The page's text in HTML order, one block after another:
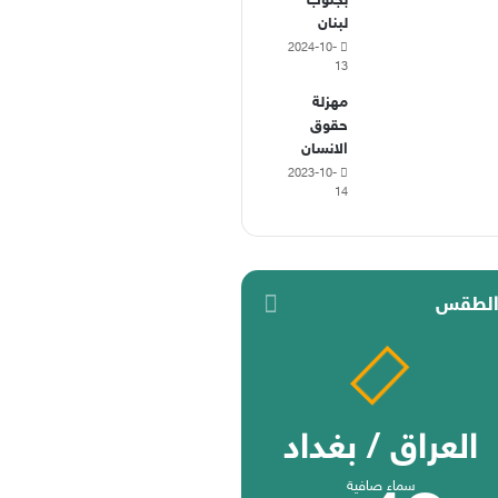
لبنان
2024-10-
13
مهزلة
حقوق
الانسان
2023-10-
14
الطقس
العراق / بغداد
سماء صافية